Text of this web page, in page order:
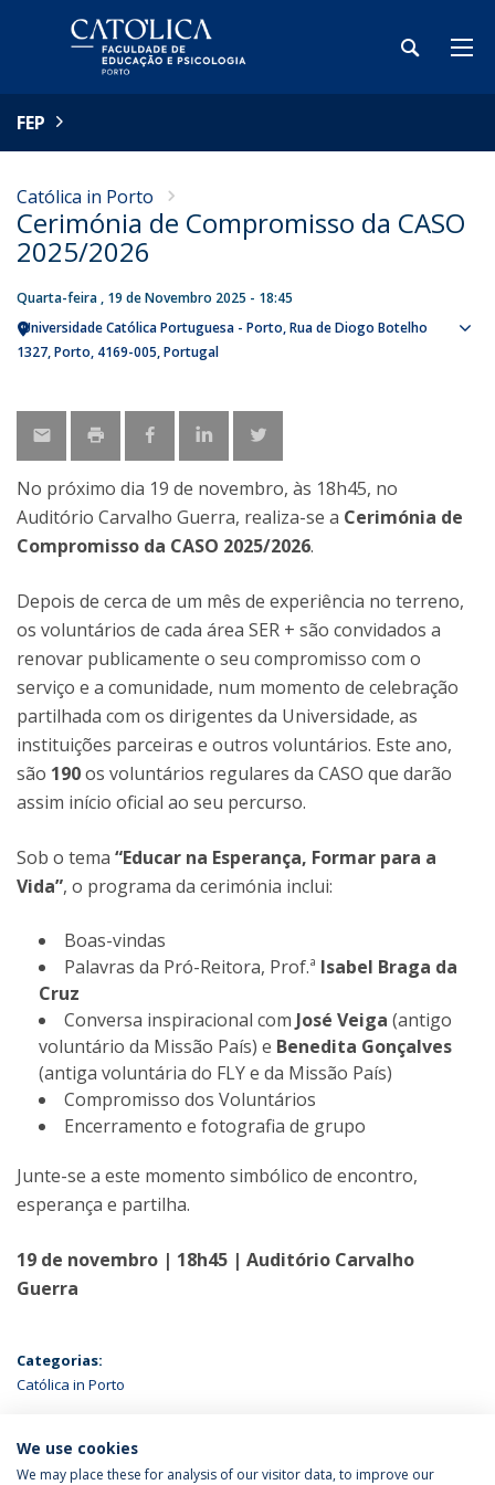
FEP
Católica in Porto
Cerimónia de Compromisso da CASO
2025/2026
Quarta-feira , 19 de Novembro 2025 - 18:45
Universidade Católica Portuguesa - Porto Rua de Diogo Botelho
1327 Porto 4169-005 Portugal
No próximo dia 19 de novembro, às 18h45, no
Auditório Carvalho Guerra, realiza-se a Cerimónia de
Compromisso da CASO 2025/2026.
Depois de cerca de um mês de experiência no terreno,
os voluntários de cada área SER + são convidados a
renovar publicamente o seu compromisso com o
serviço e a comunidade, num momento de celebração
partilhada com os dirigentes da Universidade, as
instituições parceiras e outros voluntários. Este ano,
são 190os voluntários regulares da CASO que darão
assim início oficial ao seu percurso.
Sob o tema “Educar na Esperança, Formar para a
Vida”, o programa da cerimónia inclui:
Boas-vindas
Palavras da Pró-Reitora, Prof.ª Isabel Braga da
Cruz
Conversa inspiracional com José Veiga (antigo
voluntário da Missão País) e Benedita Gonçalves
(antiga voluntária do FLY e da Missão País)
Compromisso dos Voluntários
Encerramento e fotografia de grupo
Junte-se a este momento simbólico de encontro,
esperança e partilha.
19 de novembro | 18h45 | Auditório Carvalho
Guerra
Categorias:
Católica in Porto
ÚLTIMAS NOTÍCIAS
We use cookies
We may place these for analysis of our visitor data, to improve our